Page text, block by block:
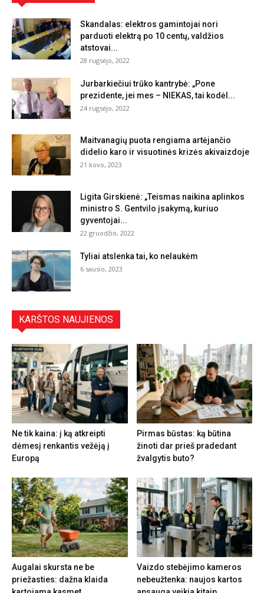
Skandalas: elektros gamintojai nori
parduoti elektrą po 10 centų, valdžios
atstovai...
28 rugsėjo, 2022
Jurbarkiečiui trūko kantrybė: „Pone
prezidente, jei mes – NIEKAS, tai kodėl...
24 rugsėjo, 2022
Maitvanagių puota rengiama artėjančio
didelio karo ir visuotinės krizės akivaizdoje
21 kovo, 2023
Ligita Girskienė: „Teismas naikina aplinkos
ministro S. Gentvilo įsakymą, kuriuo
gyventojai...
22 gruodžio, 2022
Tyliai atslenka tai, ko nelaukėm
6 sausio, 2023
KARŠTOS NAUJIENOS
Ne tik kaina: į ką atkreipti
dėmesį renkantis vežėją į
Europą
Pirmas būstas: ką būtina
žinoti dar prieš pradedant
žvalgytis buto?
Augalai skursta ne be
priežasties: dažna klaida
Vaizdo stebėjimo kameros
nebeužtenka: naujos kartos